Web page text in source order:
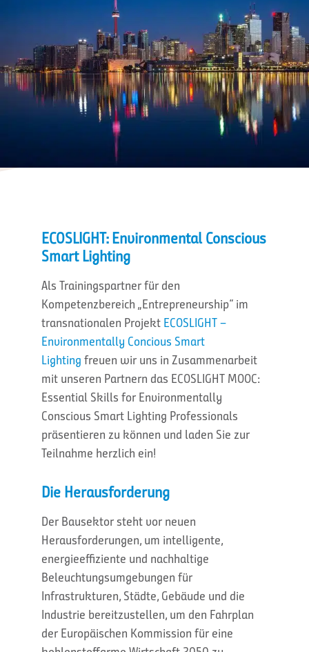
ECOSLIGHT: Environmental Conscious
Smart Lighting
Als Trainingspartner für den
Kompetenzbereich „Entrepreneurship“ im
transnationalen Projekt ECOSLIGHT –
Environmentally Concious Smart
Lighting freuen wir uns in Zusammenarbeit
mit unseren Partnern das ECOSLIGHT MOOC:
Essential Skills for Environmentally
Conscious Smart Lighting Professionals
präsentieren zu können und laden Sie zur
Teilnahme herzlich ein!
Die Herausforderung
Der Bausektor steht vor neuen
Herausforderungen, um intelligente,
energieeffiziente und nachhaltige
Beleuchtungsumgebungen für
Infrastrukturen, Städte, Gebäude und die
Industrie bereitzustellen, um den Fahrplan
der Europäischen Kommission für eine